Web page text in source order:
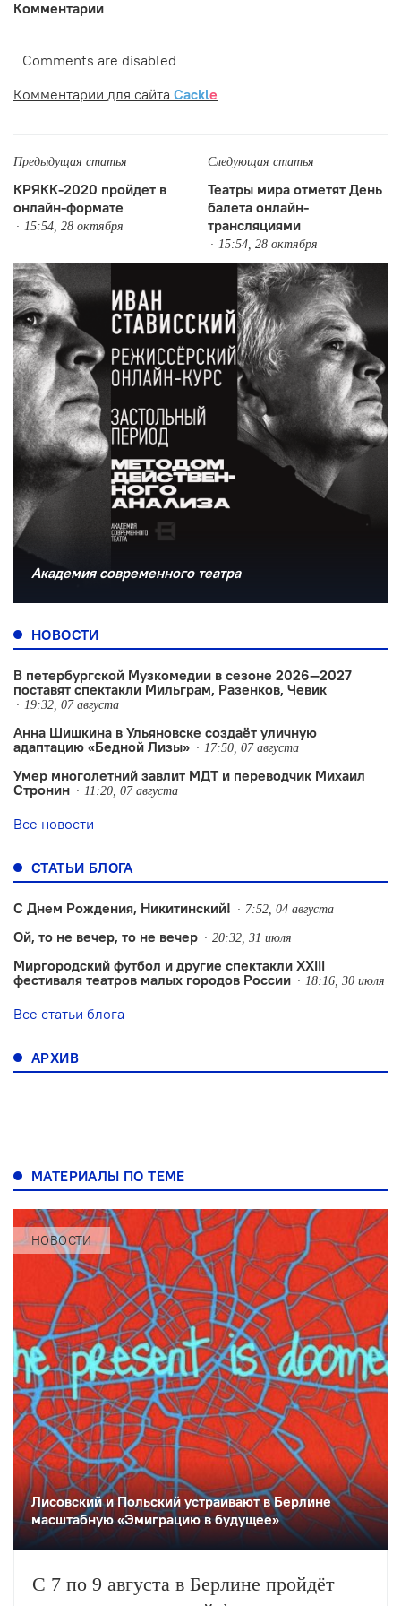
Комментарии
Comments are disabled
Комментарии для сайта Cackle
Предыдущая статья
КРЯКК-2020 пройдет в
онлайн-формате
15:54, 28 октября
Следующая статья
Театры мира отметят День
балета онлайн-
трансляциями
15:54, 28 октября
Академия современного театра
НОВОСТИ
В петербургской Музкомедии в сезоне 2026—2027
поставят спектакли Мильграм, Разенков, Чевик
19:32, 07 августа
Анна Шишкина в Ульяновске создаëт уличную
адаптацию «Бедной Лизы»
17:50, 07 августа
Умер многолетний завлит МДТ и переводчик Михаил
Стронин
11:20, 07 августа
Все новости
СТАТЬИ БЛОГА
С Днем Рождения, Никитинский! 7:52, 04 августа
Ой, то не вечер, то не вечер 20:32, 31 июля
Миргородский футбол и другие спектакли XXIII
фестиваля театров малых городов России
18:16, 30 июля
Все статьи блога
АРХИВ
МАТЕРИАЛЫ ПО ТЕМЕ
НОВОСТИ
Лисовский и Польский устраивают в Берлине
масштабную «Эмиграцию в будущее»
С 7 по 9 августа в Берлине пройдёт